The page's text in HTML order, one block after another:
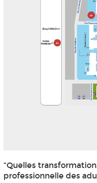
“Quelles
professionnelle des